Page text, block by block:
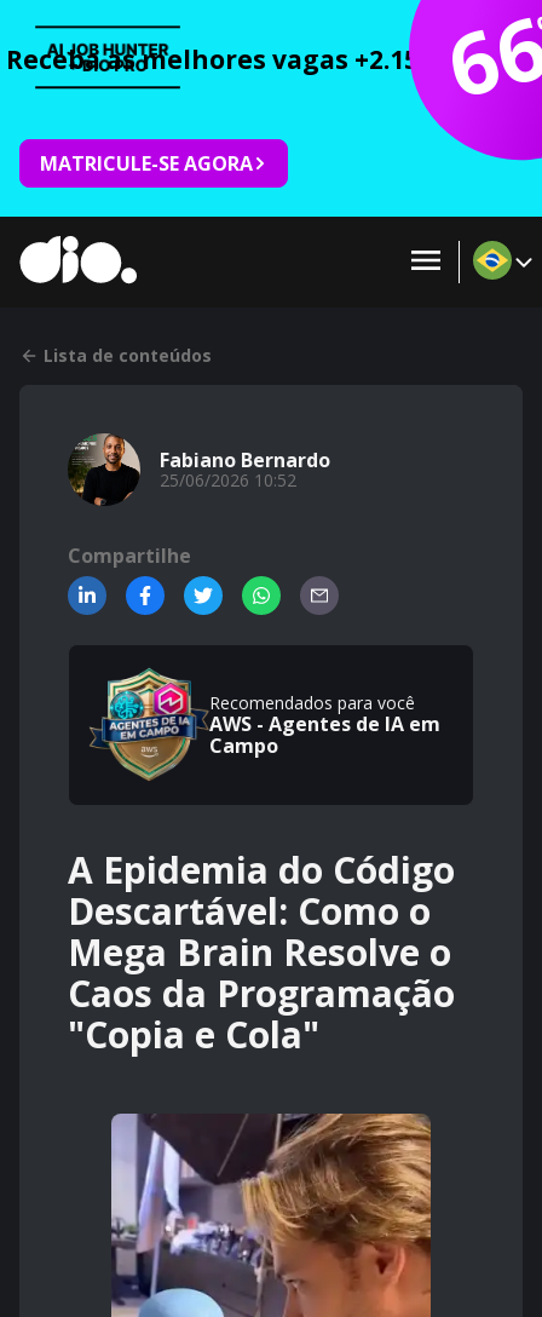
Receba as melhores vagas +2.150 cursos
MATRICULE-SE AGORA
Lista de conteúdos
Fabiano Bernardo
25/06/2026 10:52
Compartilhe
Recomendados para você
AWS - Agentes de IA em
Campo
A Epidemia do Código
Descartável: Como o
Mega Brain Resolve o
Caos da Programação
"Copia e Cola"